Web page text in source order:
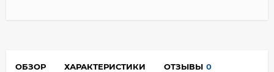
ОБЗОР ХАРАКТЕРИСТИКИ ОТЗЫВЫ 0